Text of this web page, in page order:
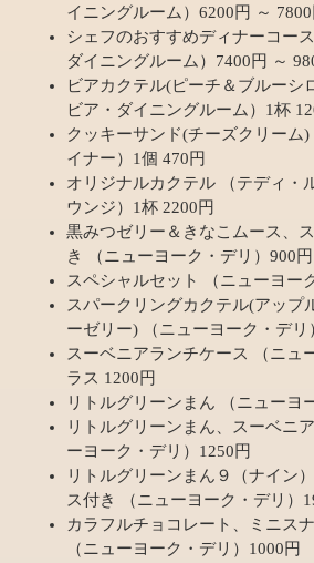
イニングルーム）6200円 ～ 7800
シェフのおすすめディナーコー
ダイニングルーム）7400円 ～
ビアカクテル(ピーチ＆ブルーシ
ビア・ダイニングルーム）1杯
クッキーサンド(チーズクリーム
イナー）1個 470円
オリジナルカクテル （テディ・
ウンジ）1杯 2200円
黒みつゼリー＆きなこムース、
き （ニューヨーク・デリ）900円
スペシャルセット （ニューヨー
スパークリングカクテル(アップ
ーゼリー) （ニューヨーク・デリ
スーベニアランチケース （ニュ
ラス 1200円
リトルグリーンまん （ニューヨ
リトルグリーンまん、スーベニ
ーヨーク・デリ）1250円
リトルグリーンまん９（ナイン
ス付き （ニューヨーク・デリ）
カラフルチョコレート、ミニス
（ニューヨーク・デリ）1000円